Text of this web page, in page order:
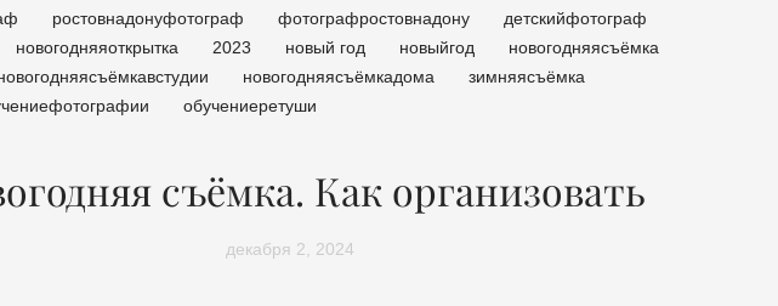
ростовнадонуфотограф фотографростовнадону
детскийфотограф
новогодняяоткрытка 2023 новый год новыйгод
новогодняясъёмка
новогодняясъёмкадома
зимняясъёмка
обучениеретуши
съёмка. Как организовать
декабря 2, 2024